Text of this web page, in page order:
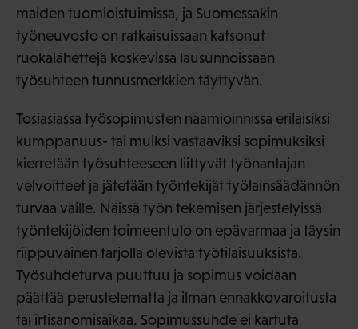
maiden tuomioistuimissa, ja Suomessakin
työneuvosto on ratkaisuissaan katsonut
ruokalähettejä koskevissa lausunnoissaan
työsuhteen tunnusmerkkien täyttyvän.
Tosiasiassa työsopimusten naamioinnissa erilaisiksi
kumppanuus- tai muiksi vastaaviksi sopimuksiksi
kierretään työsuhteeseen liittyvät työnantajan
velvoitteet ja jätetään työntekijät työlainsäädännön
turvaa vaille. Näissä työn tekemisen järjestelyissä
työntekijöiden toimeentulo on epävarmaa ja täysin
riippuvainen tarjolla olevista työtilaisuuksista.
Työsuhdeturva puuttuu ja sopimus voidaan
päättää perustelematta ja ilman ennakkovaroitusta
tai irtisanomisaikaa. Sopimussuhde ei kartuta